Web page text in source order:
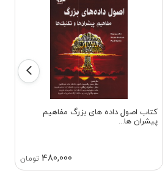
کتاب اصول داده‌ های بزرگ مفاهیم
پیشران‌ ها...
480,000 تومان